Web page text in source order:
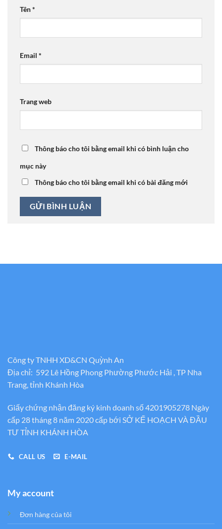
Tên*
Email *
Trang web
Thông báo cho tôi bằng email khi có bình luận cho
mục này
Thông báo cho tôi bằng email khi có bài đăng mới
Công ty TNHH XD&CN Quỳnh An
Địa chỉ: 592 Lê Hồng Phong Phường Phước Hải , TP Nha
Trang, tỉnh Khánh Hòa
Giấy chứng nhận đăng ký kinh doanh số 4201905278 Ngày
cấp 28 tháng 8 năm 2020 cấp bới SỞ KẾ HOẠCH VÀ ĐẦU
TƯ TỈNH KHÁNH HÒA
CALL US E-MAIL
My account
Đơn hàng của tôi